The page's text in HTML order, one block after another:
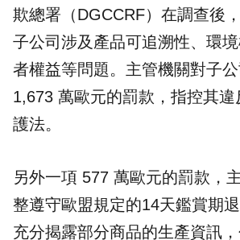
欺總署（DGCCRF）在調查後
子公司涉及產品可追溯性、環
者權益等問題。主管機關對子
1,673 萬歐元的罰款，指控其
護法。
另外一項 577 萬歐元的罰款，
整遵守歐盟規定的14天鑑賞期
充分揭露部分商品的生產資訊